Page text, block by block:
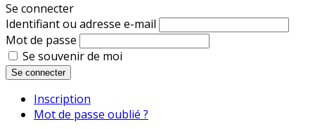
Se connecter
Identifiant ou adresse e-mail
Mot de passe
Se souvenir de moi
Se connecter
Inscription
Mot de passe oublié ?